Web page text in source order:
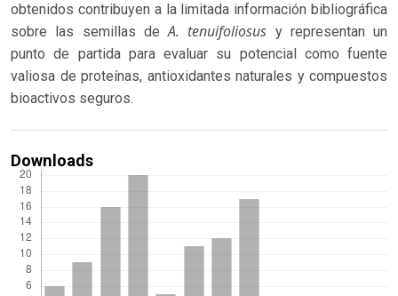
obtenidos contribuyen a la limitada información bibliográfica
sobre las semillas deA. tenuifoliosus y representan un
punto de partida para evaluar su potencial como fuente
valiosa de proteínas, antioxidantes naturales y compuestos
bioactivos seguros.
Downloads